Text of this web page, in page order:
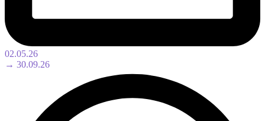
02.05.26
→ 30.09.26